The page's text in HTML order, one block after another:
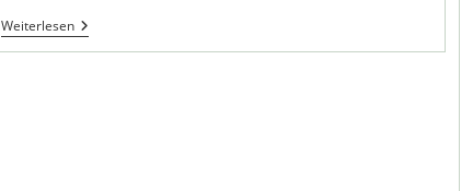
WeiterlesenDer
September-